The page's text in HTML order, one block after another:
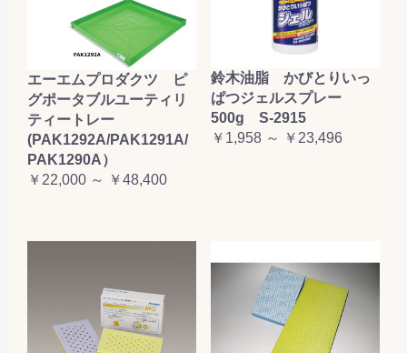
エーエムプロダクツ ピ
グポータブルユーティリ
ティートレー
(PAK1292A/PAK1291A/
PAK1290A）
￥22,000 ～ ￥48,400
鈴木油脂 かびとりいっ
ぱつジェルスプレー
500g S-2915
￥1,958 ～ ￥23,496